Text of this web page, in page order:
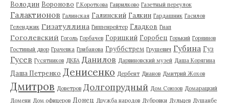
Володин Вороново Г.Короткова Гаврилково Газетный переулок
Галактионов Галинская Галинский Галкин Гардашник Гасилов
Геленджик Гизатуллина Гиппенрейтер Гладков Гнап
Гоголевский Гоголь Горбачев Горицкий Горобец Горький Горяинов
Гостиный двор Грачевка Грибанова Груббстрем Грушевич Губина Гуз
Гусев Гусятников ДКБА Данилов Дарвиновский музей Даша Корягина
Даша Петренко Денисенко Дербент Дианов Дмитрий Жохов
Дмитров Доветров Долгопрудный Дом Союзов Домарацкий
Домени Дом офицеров Донец Дружба народов Дубровки Дульцев Душанбе